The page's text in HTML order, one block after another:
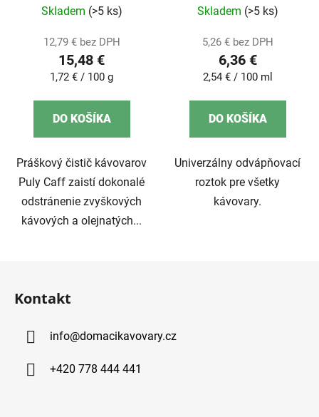
Skladem (>5 ks)
12,79 € bez DPH
15,48 €
Jednotková
1,72 € / 100 g
DO KOŠÍKA
Práškový čistič kávovarov
Puly Caff zaistí dokonalé
odstránenie zvyškových
kávových a olejnatých...
Skladem (>5 ks)
5,26 € bez DPH
6,36 €
Jednotková
2,54 € / 100 ml
DO KOŠÍKA
Univerzálny odvápňovací
roztok pre všetky
kávovary.
Kontakt
info@domacikavovary.cz
+420 778 444 441